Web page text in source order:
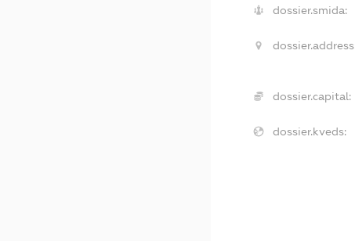
dossier.smida:
dossier.capital:
dossier.kveds: